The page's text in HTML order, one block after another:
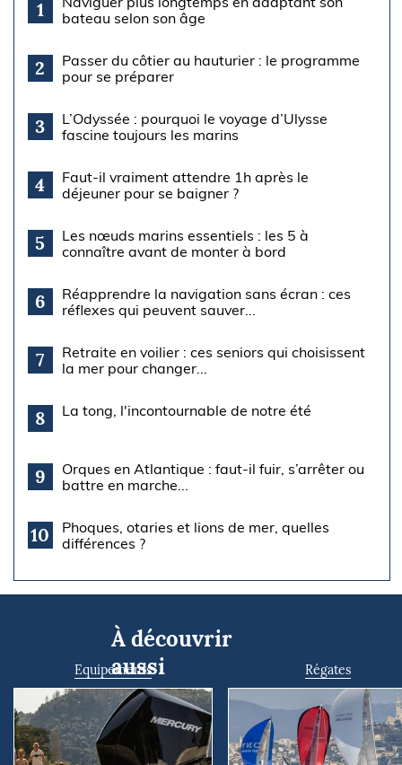
1
bateau selon son âge
2
Passer du côtier au hauturier : le programme
pour se préparer
3
L’Odyssée : pourquoi le voyage d’Ulysse
fascine toujours les marins
4
Faut-il vraiment attendre 1h après le
déjeuner pour se baigner ?
5
Les nœuds marins essentiels : les 5 à
connaître avant de monter à bord
6
Réapprendre la navigation sans écran : ces
réflexes qui peuvent sauver...
7
Retraite en voilier : ces seniors qui choisissent
la mer pour changer...
8 La tong, l'incontournable de notre été
9
Orques en Atlantique : faut-il fuir, s’arrêter ou
battre en marche...
10
Phoques, otaries et lions de mer, quelles
différences ?
À découvrir
aussi
Equipements Régates